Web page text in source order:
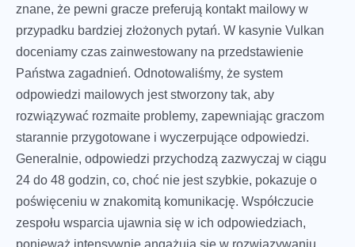
znane, że pewni gracze preferują kontakt mailowy w
przypadku bardziej złożonych pytań. W kasynie Vulkan
doceniamy czas zainwestowany na przedstawienie
Państwa zagadnień. Odnotowaliśmy, że system
odpowiedzi mailowych jest stworzony tak, aby
rozwiązywać rozmaite problemy, zapewniając graczom
starannie przygotowane i wyczerpujące odpowiedzi.
Generalnie, odpowiedzi przychodzą zazwyczaj w ciągu
24 do 48 godzin, co, choć nie jest szybkie, pokazuje o
poświęceniu w znakomitą komunikację. Współczucie
zespołu wsparcia ujawnia się w ich odpowiedziach,